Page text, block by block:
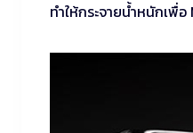
ทำให้กระจายน้ำหนักเพื่